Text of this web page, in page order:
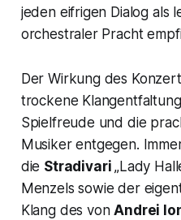
jeden eifrigen Dialog als
orchestraler Pracht
Der Wirkung des
trockene
Spielfreude und die
Musiker entgegen.
die Stradivari„Lady
Menzels sowie der
Klang des vonAndrei